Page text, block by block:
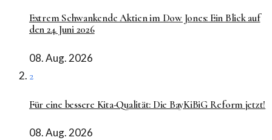
Extrem Schwankende Aktien im Dow Jones: Ein Blick auf
den 24. Juni 2026
08. Aug. 2026
2
Für eine bessere Kita-Qualität: Die BayKiBiG Reform jetzt!
08. Aug. 2026